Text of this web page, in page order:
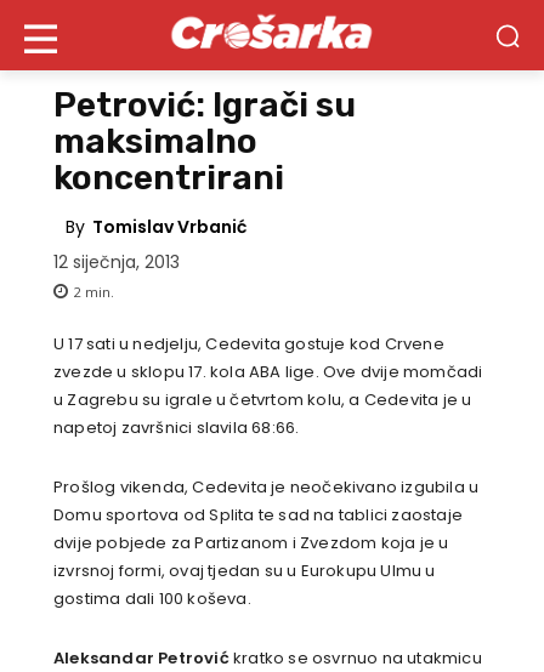
Petrović: Igrači su
maksimalno
koncentrirani
By Tomislav Vrbanić
12 siječnja, 2013
2 min.
U 17 sati u nedjelju, Cedevita gostuje kod Crvene
zvezde u sklopu 17. kola ABA lige. Ove dvije momčadi
u Zagrebu su igrale u četvrtom kolu, a Cedevita je u
napetoj završnici slavila 68:66.
Prošlog vikenda, Cedevita je neočekivano izgubila u
Domu sportova od Splita te sad na tablici zaostaje
dvije pobjede za Partizanom i Zvezdom koja je u
izvrsnoj formi, ovaj tjedan su u Eurokupu Ulmu u
gostima dali 100 koševa.
Aleksandar Petrovićkratko se osvrnuo na utakmicu